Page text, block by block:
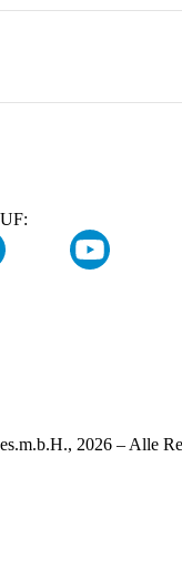
2026 – Alle